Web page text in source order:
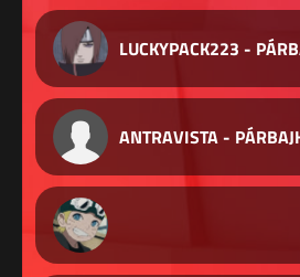
LUCKYPACK223 -
ANTRAVISTA -